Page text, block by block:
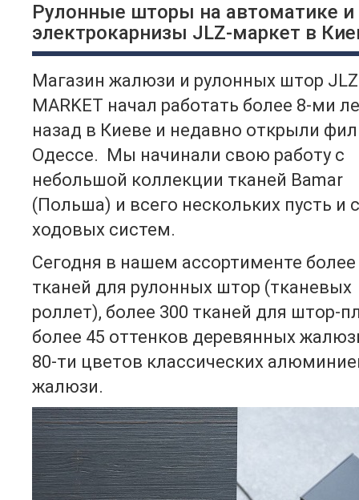
Рулонные шторы на автоматике и
электрокарнизы JLZ-маркет в
Магазин жалюзи и рулонных штор
MARKET начал работать более 8-ми
назад в Киеве и недавно открыли
Одессе. Мы начинали свою работу с
небольшой коллекции тканей Bamar
(Польша) и всего нескольких пусть и
ходовых систем.
Сегодня в нашем ассортименте более
тканей для рулонных штор (тканевых
роллет), более 300 тканей для штор-
более 45 оттенков деревянных
80-ти цветов классических
жалюзи.